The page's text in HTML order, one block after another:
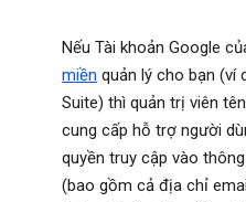
Nếu Tài khoản Google
miền quản lý cho bạn (ví
Suite) thì quản trị viên
cung cấp hỗ trợ người
quyền truy cập vào
(bao gồm cả địa chỉ